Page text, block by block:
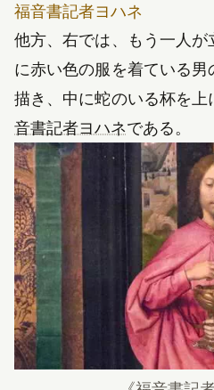
福音書記者ヨハネ
他方、右では、もう一人が
に赤い色の服を着ている
描き、中に蛇のいる杯を
音書記者ヨハネ（新しいタ
である。